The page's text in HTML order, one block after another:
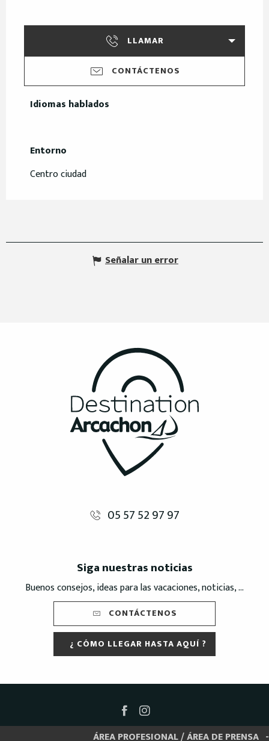
LLAMAR
CONTÁCTENOS
Idiomas hablados
Idiomas hablados
Entorno
Entorno
Centro ciudad
Señalar un error
05 57 52 97 97
Siga nuestras noticias
Buenos consejos, ideas para las vacaciones, noticias, ...
CONTÁCTENOS
¿ CÓMO LLEGAR HASTA AQUÍ ?
ÁREA PROFESIONAL / ÁREA DE PRENSA